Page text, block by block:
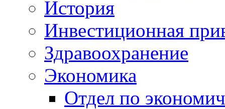
История
Инвестиционная
Здравоохранение
Экономика
Отдел по